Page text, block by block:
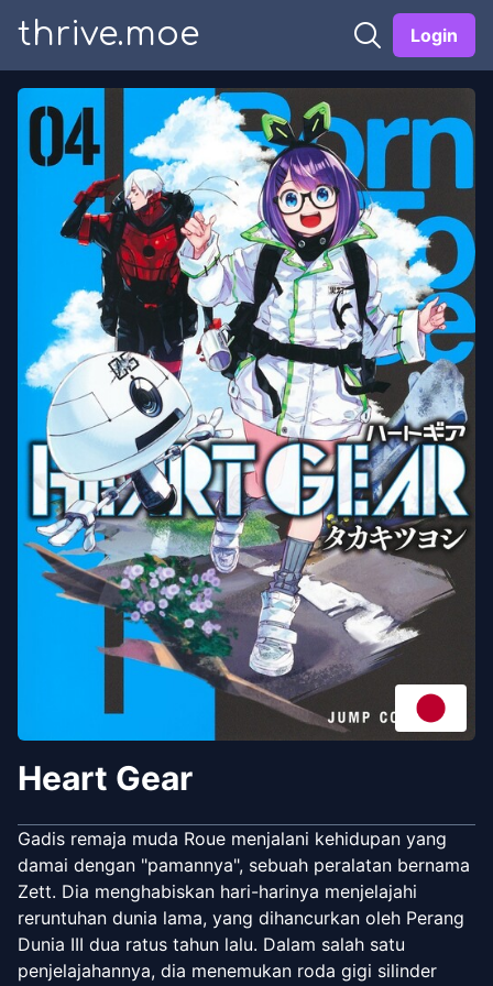
thrive.moe Login
Heart Gear
Gadis remaja muda Roue menjalani kehidupan yang
damai dengan "pamannya", sebuah peralatan bernama
Zett. Dia menghabiskan hari-harinya menjelajahi
reruntuhan dunia lama, yang dihancurkan oleh Perang
Dunia III dua ratus tahun lalu. Dalam salah satu
penjelajahannya, dia menemukan roda gigi silinder